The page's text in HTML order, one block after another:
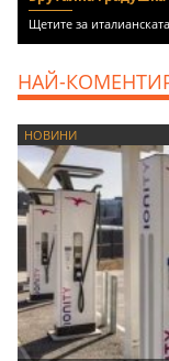
Щетите за
НАЙ-
НОВИНИ